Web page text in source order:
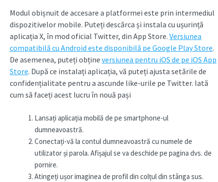
Modul obișnuit de accesare a platformei este prin intermediul
dispozitivelor mobile. Puteți descărca și instala cu ușurință
aplicația X, în mod oficial Twitter, din App Store. Versiunea
compatibilă cu Android este disponibilă pe Google Play Store.
De asemenea, puteți obține versiunea pentru iOS de pe iOS App
Store. După ce instalați aplicația, vă puteți ajusta setările de
confidențialitate pentru a ascunde like-urile pe Twitter. Iată
cum să faceți acest lucru în nouă pași
Lansați aplicația mobilă de pe smartphone-ul
dumneavoastră.
Conectați-vă la contul dumneavoastră cu numele de
utilizator și parola. Afișajul se va deschide pe pagina dvs. de
pornire.
Atingeți ușor imaginea de profil din colțul din stânga sus.